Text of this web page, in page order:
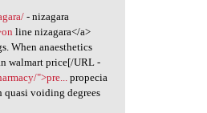
- nizagara
line nizagara</a>
When anaesthetics
walmart price[/URL -
">pre...propecia
quasi voiding degrees